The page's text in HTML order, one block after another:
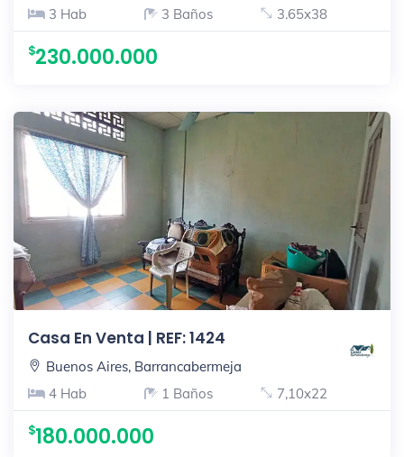
3 Hab
3 Baños 3.65x38
230.000.000
Casa En Venta | REF: 1424
Buenos Aires, Barrancabermeja
4 Hab
1 Baños 7,10x22
180.000.000